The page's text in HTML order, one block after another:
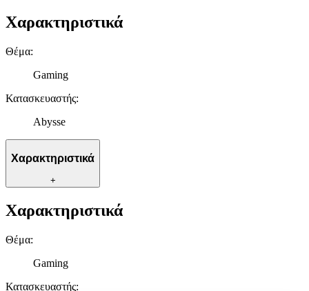
Χαρακτηριστικά
Θέμα:
Gaming
Κατασκευαστής:
Abysse
Χαρακτηριστικά
+
Χαρακτηριστικά
Θέμα:
Gaming
Κατασκευαστής: